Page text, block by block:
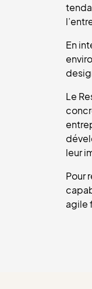
En
Le
leur
Pour
agile